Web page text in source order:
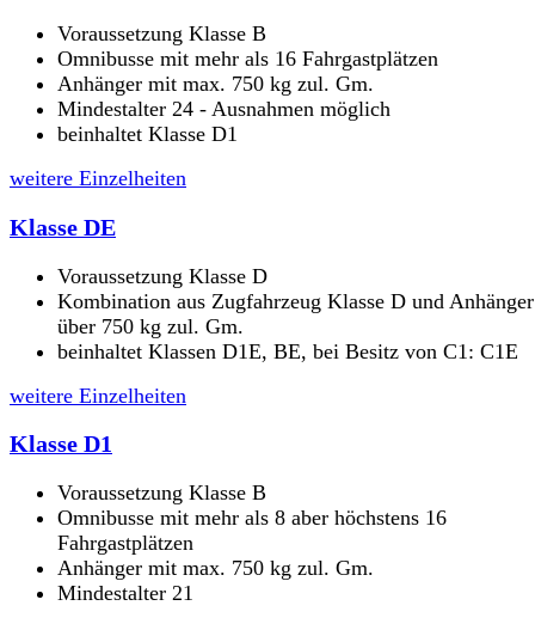
Voraussetzung Klasse B
Omnibusse mit mehr als 16 Fahrgastplätzen
Anhänger mit max. 750 kg zul. Gm.
Mindestalter 24 - Ausnahmen möglich
beinhaltet Klasse D1
weitere Einzelheiten
Klasse DE
Voraussetzung Klasse D
Kombination aus Zugfahrzeug Klasse D und Anhänger
über 750 kg zul. Gm.
beinhaltet Klassen D1E, BE, bei Besitz von C1: C1E
weitere Einzelheiten
Klasse D1
Voraussetzung Klasse B
Omnibusse mit mehr als 8 aber höchstens 16
Fahrgastplätzen
Anhänger mit max. 750 kg zul. Gm.
Mindestalter 21